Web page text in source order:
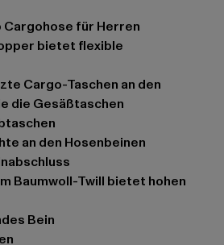
Cargohose für Herren
die Gesäßtaschen
an den Hosenbeinen
Bein